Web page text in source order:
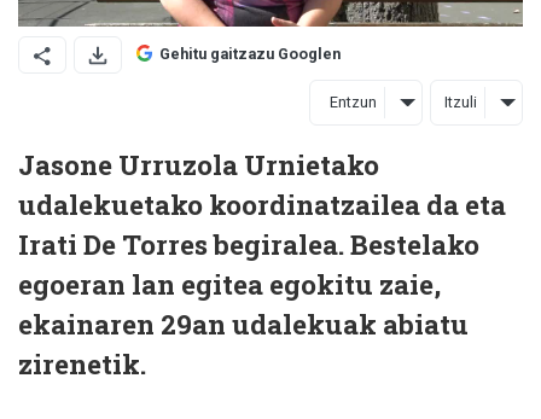
Gehitu gaitzazu Googlen
Entzun Itzuli
Jasone Urruzola Urnietako
udalekuetako koordinatzailea da eta
Irati De Torres begiralea. Bestelako
egoeran lan egitea egokitu zaie,
ekainaren 29an udalekuak abiatu
zirenetik.